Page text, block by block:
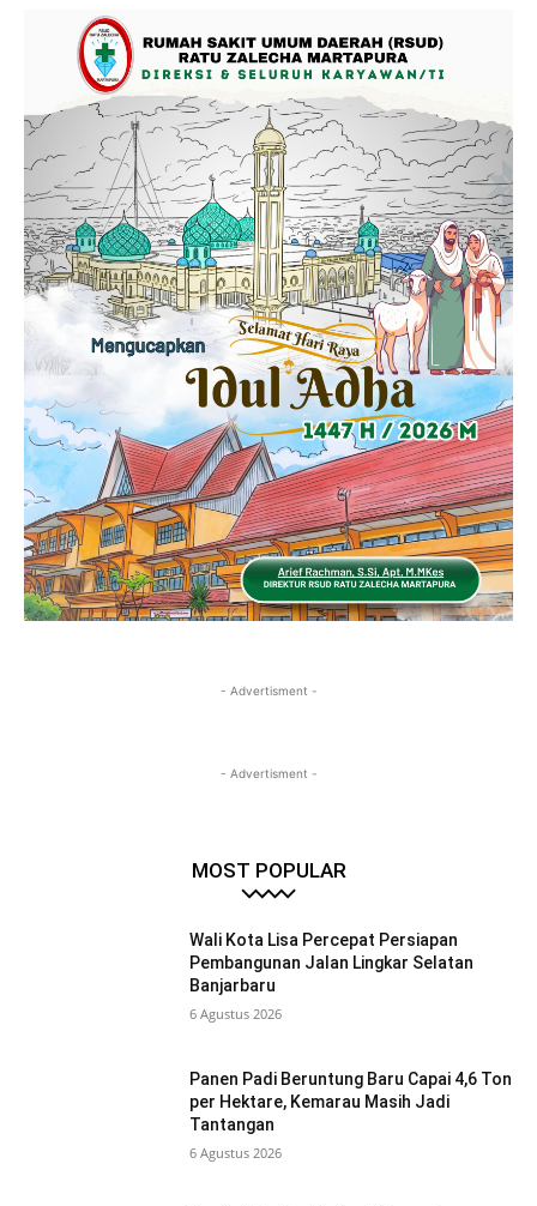
- Advertisment -
- Advertisment -
MOST POPULAR
Wali Kota Lisa Percepat Persiapan
Pembangunan Jalan Lingkar Selatan
Banjarbaru
6 Agustus 2026
Panen Padi Beruntung Baru Capai 4,6 Ton
per Hektare, Kemarau Masih Jadi
Tantangan
6 Agustus 2026